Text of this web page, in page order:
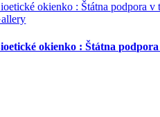
okienko : Štátna podpora v
okienko : Štátna podpora